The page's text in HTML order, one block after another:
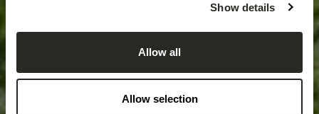
Show details
Allow all
Allow selection